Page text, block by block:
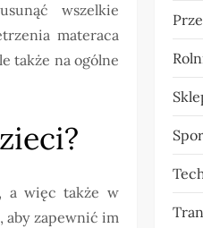
wszelkie
materaca
także na ogólne
a więc także w
aby zapewnić im